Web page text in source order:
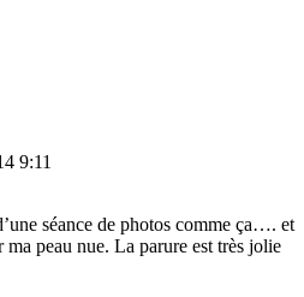
9:11
séance de photos comme ça…. et
ma peau nue. La parure est très jolie